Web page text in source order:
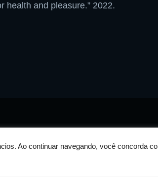
Ao continuar navegando, você concorda
health and pleasure.” 2022.